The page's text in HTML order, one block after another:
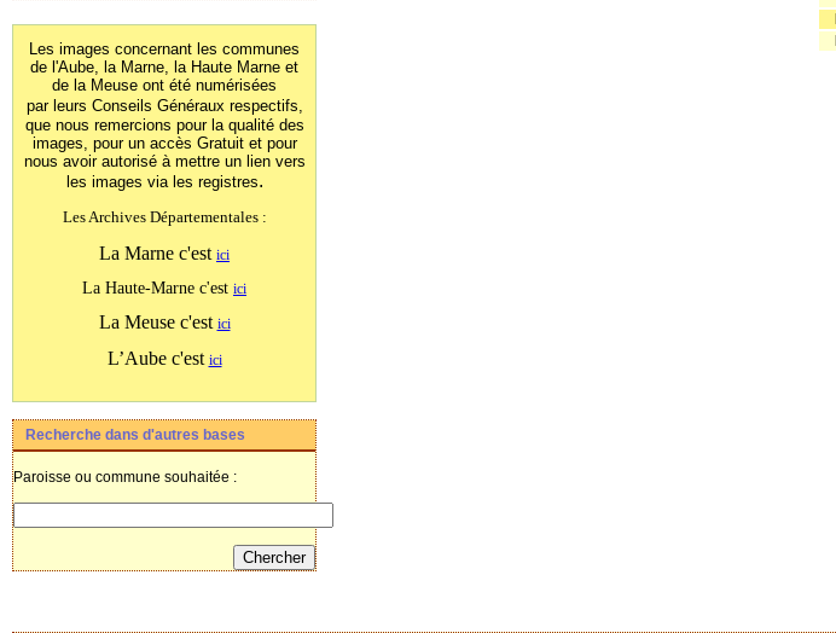
Les images concernant les communes
de l'Aube, la Marne, la Haute Marne et
de la Meuse ont été numérisées
par leurs Conseils Généraux respectifs,
que nous remercions pour la qualité des
images, pour un accès Gratuit et pour
nous avoir autorisé à mettre un lien vers
les images via les registres.
Les Archives Départementales :
La Marne c'est ici
La Haute-Marne c'est ici
La Meuse c'est ici
L’Aube c'est ici
Recherche dans d'autres bases
Paroisse ou commune souhaitée :